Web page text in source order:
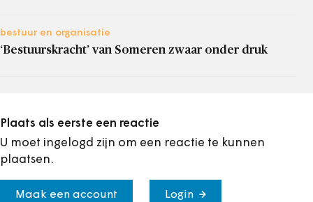
bestuur en organisatie
‘Bestuurskracht’ van Someren zwaar onder druk
Plaats als eerste een reactie
U moet ingelogd zijn om een reactie te kunnen
plaatsen.
Maak een account Login